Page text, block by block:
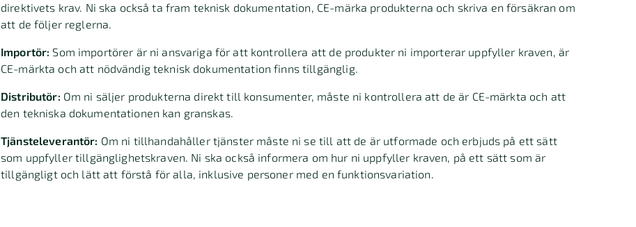
direktivets krav. Ni ska också ta fram teknisk dokumentation, CE-märka produkterna och skriva en försäkran om
att de följer reglerna.
Importör: Som importörer är ni ansvariga för att kontrollera att de produkter ni importerar uppfyller kraven, är
CE-märkta och att nödvändig teknisk dokumentation finns tillgänglig.
Distributör: Om ni säljer produkterna direkt till konsumenter, måste ni kontrollera att de är CE-märkta och att
den tekniska dokumentationen kan granskas.
Tjänsteleverantör: Om ni tillhandahåller tjänster måste ni se till att de är utformade och erbjuds på ett sätt
som uppfyller tillgänglighetskraven. Ni ska också informera om hur ni uppfyller kraven, på ett sätt som är
tillgängligt och lätt att förstå för alla, inklusive personer med en funktionsvariation.